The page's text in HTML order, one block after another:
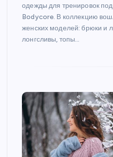
одежды для тренировок
Bodycore. В коллекцию
женских моделей: брюки и
лонгсливы, топы…